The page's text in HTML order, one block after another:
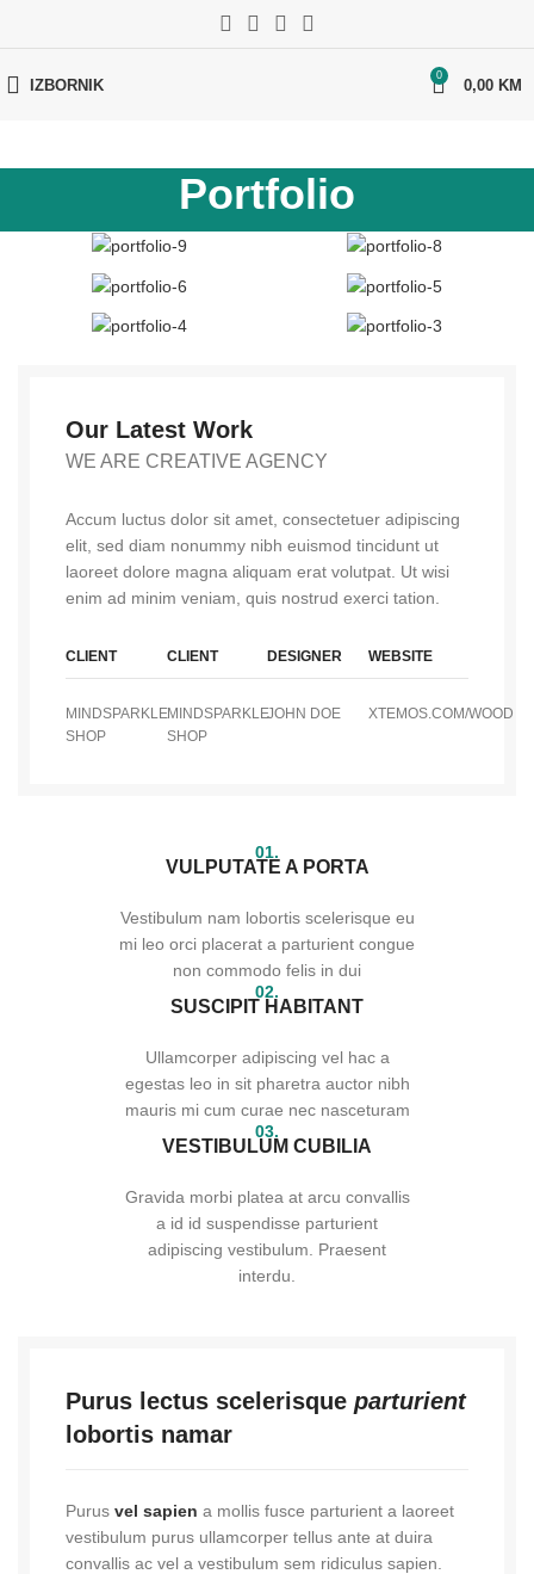
IZBORNIK
0
0,00 KM
Portfolio
Our Latest Work
WE ARE CREATIVE AGENCY
Accum luctus dolor sit amet, consectetuer adipiscing
elit, sed diam nonummy nibh euismod tincidunt ut
laoreet dolore magna aliquam erat volutpat. Ut wisi
enim ad minim veniam, quis nostrud exerci tation.
CLIENT
MINDSPARKLE
SHOP
CLIENT
MINDSPARKLE
SHOP
DESIGNER
JOHN DOE
WEBSITE
XTEMOS.COM/WOOD
01.
VULPUTATE A PORTA
Vestibulum nam lobortis scelerisque eu
mi leo orci placerat a parturient congue
non commodo felis in dui
02.
SUSCIPIT HABITANT
Ullamcorper adipiscing vel hac a
egestas leo in sit pharetra auctor nibh
mauris mi cum curae nec nasceturam
03.
VESTIBULUM CUBILIA
Gravida morbi platea at arcu convallis
a id id suspendisse parturient
adipiscing vestibulum. Praesent
interdu.
Purus lectus scelerisque parturient
lobortis namar
Purus vel sapien a mollis fusce parturient a laoreet
vestibulum purus ullamcorper tellus ante at duira
convallis ac vel a vestibulum sem ridiculus sapien.